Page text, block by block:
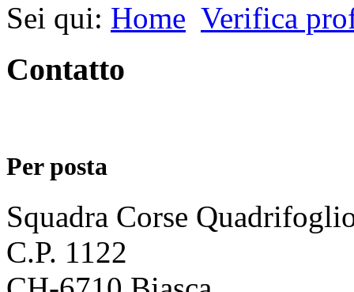
Sei qui: Home Verifica
Contatto
Per posta
Squadra Corse
C.P. 1122